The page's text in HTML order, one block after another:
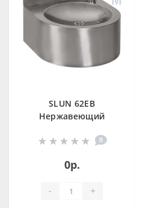
SLUN 62EB
Нержавеющий
автоматической
0
0р.
- +